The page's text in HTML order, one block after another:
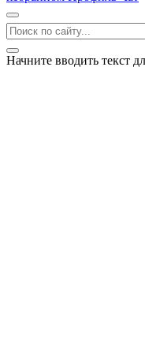
Начните вводить текст